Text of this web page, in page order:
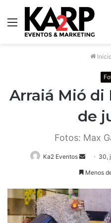
Menu
Arraiá Mió di
de
Fotos: Max
Ka2 Eventos
M
a
e
u
30,
Menos